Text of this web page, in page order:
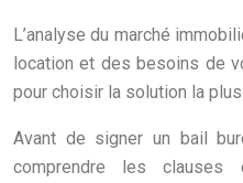
L’analyse du marché
location et des besoins de
pour choisir la solution la plus
Avant de signer un bail
comprendre les clauses